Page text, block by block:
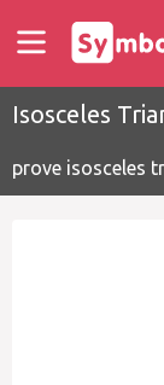
Isosceles
prove isosceles